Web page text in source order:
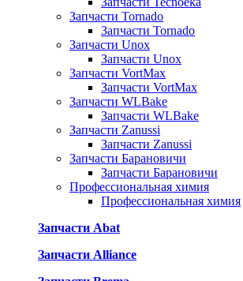
Запчасти Tornado
Запчасти Tornado
Запчасти Unox
Запчасти Unox
Запчасти VortMax
Запчасти VortMax
Запчасти WLBake
Запчасти WLBake
Запчасти Zanussi
Запчасти Zanussi
Запчасти Барановичи
Запчасти Барановичи
Профессиональная химия
Профессиональная химия
Запчасти Abat
Запчасти Alliance